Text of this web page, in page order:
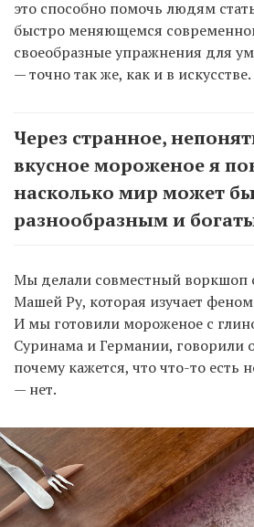
это способно помочь людям
быстро меняющемся
своеобразные упражнения для
— точно так же, как и в искусстве.
Через странное,
вкусное мороженое я
насколько мир может
разнообразным и
Мы делали совместный воркшоп
Машей Ру, которая изучает
И мы готовили мороженое с
Суринама и Германии, говорили
почему кажется, что что-то есть
— нет.